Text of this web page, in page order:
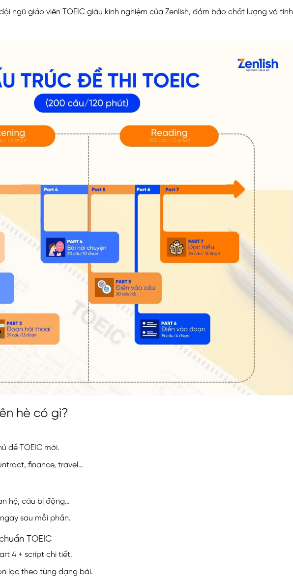
ngũ giáo viên TOEIC giàu kinh nghiệm của Zenlish, đảm bảo chất lượng và tính
hè có gì?
đề TOEIC mới.
finance, travel…
hệ, câu bị động…
sau mỗi phần.
TOEIC
4 + script chi tiết.
lọc theo từng dạng bài.